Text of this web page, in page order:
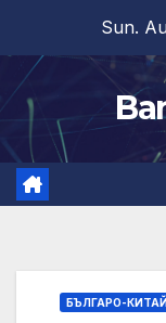
content
Sun.
БЪЛГАРО-